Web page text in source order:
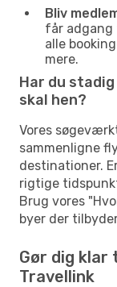
Bliv
får adgang
alle
mere.
Har du
skal hen?
Vores
sammenligne
destinationer.
rigtige
Brug vores
byer der
Gør dig klar
Travellink